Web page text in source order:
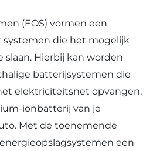
(EOS) vormen een
systemen die het mogelijk
Hierbij kan worden
batterijsystemen die
elektriciteitsnet opvangen,
ionbatterij van je
Met de toenemende
een